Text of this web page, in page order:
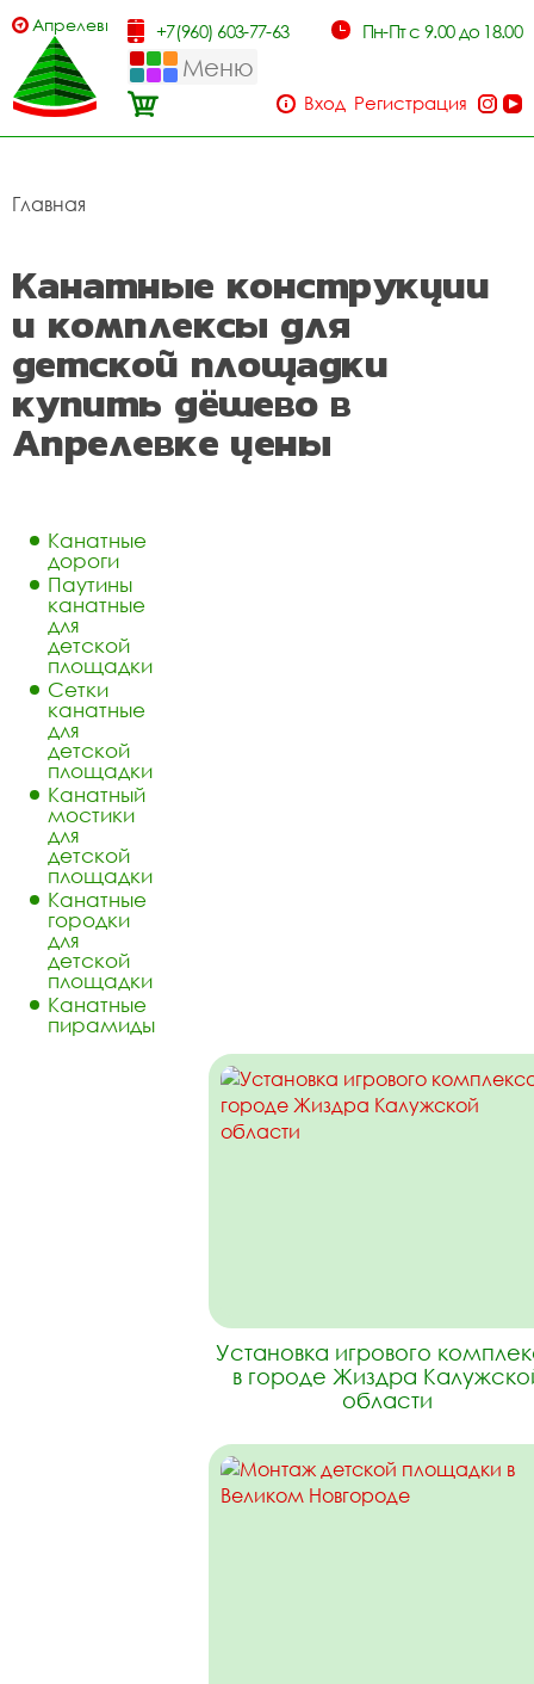
Апрелевка +7(960) 603-77-63 Пн-Пт с 9.00 до 18.00
Меню
Вход Регистрация
Главная
Канатные конструкции
и комплексы для
детской площадки
купить дёшево в
Апрелевке цены
Канатные
дороги
Паутины
канатные
для
детской
площадки
Сетки
канатные
для
детской
площадки
Канатный
мостики
для
детской
площадки
Канатные
городки
для
детской
площадки
Канатные
пирамиды
Установка игрового
в городе Жиздра
области